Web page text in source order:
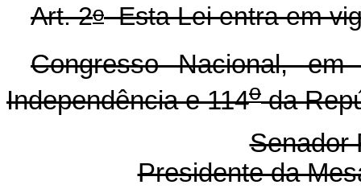
Art. 2oEsta Lei entra em
Congresso Nacional,
Independência e 114oda
Senador
Presidente da